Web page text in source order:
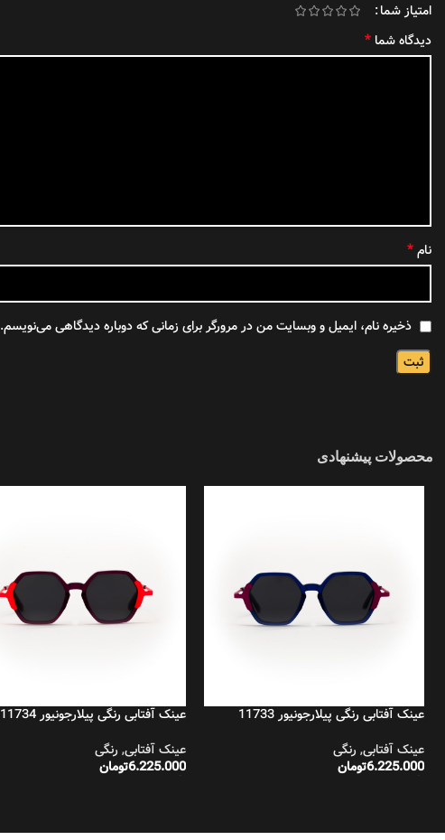
امتیاز شما
دیدگاه شما *
نام*
ذخیره نام، ایمیل و وبسایت من در مرورگر برای زمانی که دوباره دیدگاهی می‌نویسم.
محصولات پیشنهادی
عینک آفتابی رنگی پیلارجونیور 11733
عینک آفتابی, رنگی
6.225.000تومان
عینک آفتابی رنگی پیلارجونیور 11734
عینک آفتابی, رنگی
6.225.000تومان